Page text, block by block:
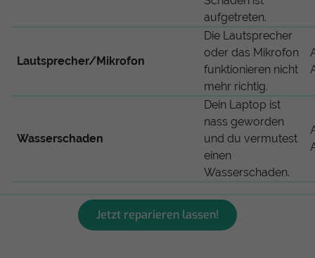
aufgetreten.
Lautsprecher/Mikrofon
Die Lautsprecher
oder das Mikrofon
funktionieren nicht
mehr richtig.
Wasserschaden
Dein Laptop ist
nass geworden
und du vermutest
einen
Wasserschaden.
Jetzt reparieren lassen!